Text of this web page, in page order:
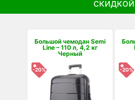
скидкой
Большой чемодан Semi
Line – 110 л, 4,2 кг
Черный
-20% -20%